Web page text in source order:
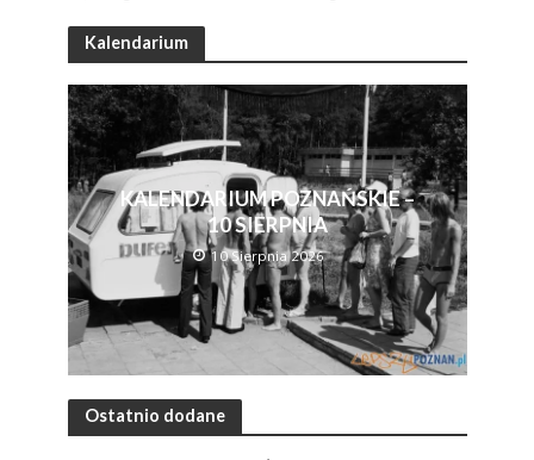
Kalendarium
KALENDARIUM POZNAŃSKIE –
10 SIERPNIA
10 Sierpnia 2026
Ostatnio dodane